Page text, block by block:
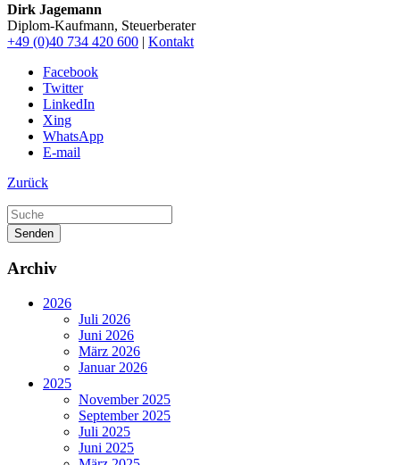
Dirk Jagemann
Diplom-Kaufmann, Steuerberater
+49 (0)40 734 420 600 | Kontakt
Facebook
Twitter
LinkedIn
Xing
WhatsApp
E-mail
Zurück
Senden
Archiv
2026
Juli 2026
Juni 2026
März 2026
Januar 2026
2025
November 2025
September 2025
Juli 2025
Juni 2025